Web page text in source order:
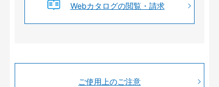
Webカタログの閲覧・請求
ご使用上のご注意